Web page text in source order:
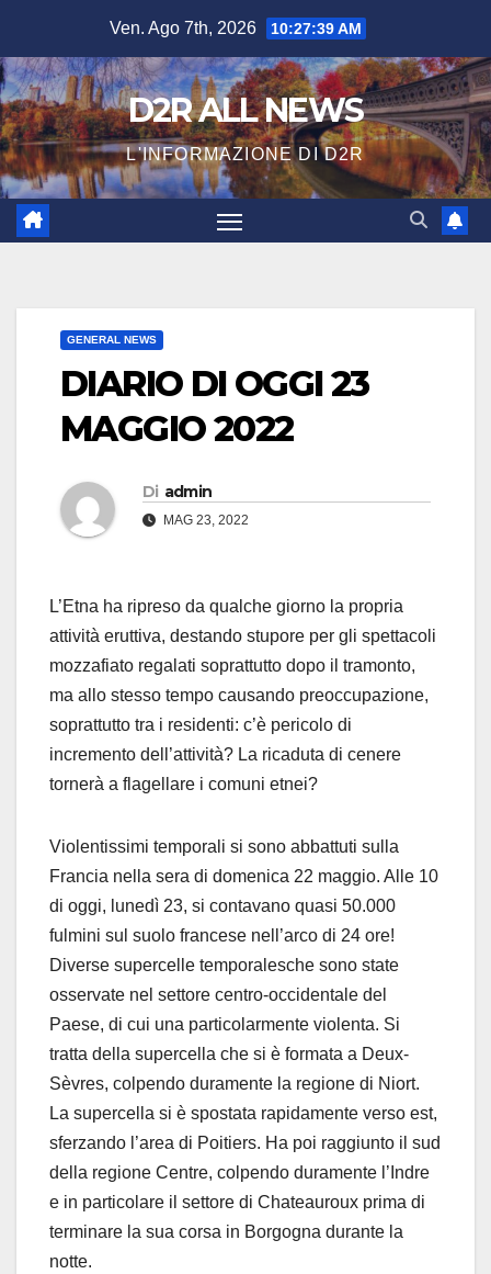
contenuto
Ven. Ago 7th, 2026 10:27:40 AM
D2R ALL NEWS
L'INFORMAZIONE DI D2R
GENERAL NEWS
DIARIO DI OGGI 23
MAGGIO 2022
Di admin
MAG 23, 2022
L’Etna ha ripreso da qualche giorno la propria
attività eruttiva, destando stupore per gli spettacoli
mozzafiato regalati soprattutto dopo il tramonto,
ma allo stesso tempo causando preoccupazione,
soprattutto tra i residenti: c’è pericolo di
incremento dell’attività? La ricaduta di cenere
tornerà a flagellare i comuni etnei?
Violentissimi temporali si sono abbattuti sulla
Francia nella sera di domenica 22 maggio. Alle 10
di oggi, lunedì 23, si contavano quasi 50.000
fulmini sul suolo francese nell’arco di 24 ore!
Diverse supercelle temporalesche sono state
osservate nel settore centro-occidentale del
Paese, di cui una particolarmente violenta. Si
tratta della supercella che si è formata a Deux-
Sèvres, colpendo duramente la regione di Niort.
La supercella si è spostata rapidamente verso est,
sferzando l’area di Poitiers. Ha poi raggiunto il sud
della regione Centre, colpendo duramente l’Indre
e in particolare il settore di Chateauroux prima di
terminare la sua corsa in Borgogna durante la
notte.